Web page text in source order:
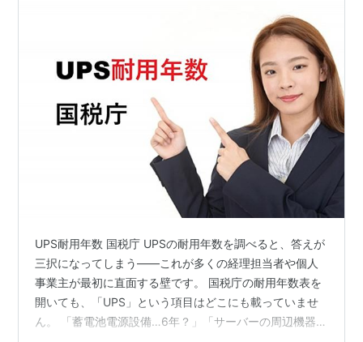
UPS耐用年数 国税庁 UPSの耐用年数を調べると、答えが
三択になってしまう——これが多くの経理担当者や個人
事業主が最初に直面する壁です。 国税庁の耐用年数表を
開いても、「UPS」という項目はどこにも載っていませ
ん。 「蓄電池電源設備…6年？」「サーバーの周辺機器だ